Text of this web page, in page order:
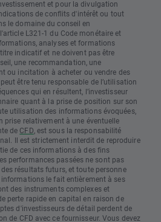
et pour la divulgation
de conflits d'intérêt ou tout
le domaine du conseil en
L321-1 du Code monétaire et
analyses et formations
indicatif et ne doivent pas être
une recommandation, une
ou incitation à acheter ou vendre des
être tenu responsable de l’utilisation
qui en résultent, l’investisseur
quant à la prise de position sur son
utilisation des informations évoquées,
prise relativement à une éventuelle
de CFD , est sous la responsabilité
Il est strictement interdit de reproduire
de ces informations à des fins
performances passées ne sont pas
résultats futurs, et toute personne
le fait entièrement à ses
des instruments complexes et
perte rapide en capital en raison de
d'investisseurs de détail perdent de
de CFD avec ce fournisseur. Vous devez